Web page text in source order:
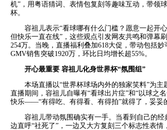
机”，用粤语猜词、表情包复刻等趣味互动，带领
杯。
容祖儿表示“看球哪有什么门槛？愿意一起开
但快乐一直在线”，这些观点引发网友共鸣和弹幕
254万。当晚，直播福利叠加618大促，带动包括
GMV销售突破1920万，环比日均增长超55%。
开心最重要 容祖儿化身世界杯“氛围组”
本场直播以“世界杯球场内外的独家笑料”为主
直播期间，容祖儿自曝有“看球出片症”和“以球之
快乐——“有得吃、有得看、有得拍”就得了，妥妥
容祖儿带动氛围确实有一手。当看到自己的
边直呼“社死了”，一边又大方复刻三个标志性表情